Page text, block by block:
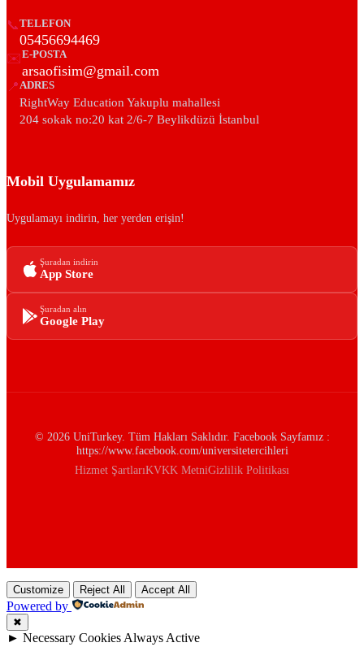
📞TELEFON
05456694469
✉️E-POSTA
arsaofisim@gmail.com
📍ADRES
RightWay Education Yakuplu mahallesi
204 sokak no:20 kat 2/6-7 Beylikdüzü İstanbul
Mobil Uygulamamız
Uygulamayı indirin, her yerden erişin!
Şuradan indirin
App Store
Şuradan alın
Google Play
© 2026 UniTurkey. Tüm Hakları Saklıdır. Facebook Sayfamız :
https://www.facebook.com/universitetercihleri
Hizmet ŞartlarıKVKK MetniGizlilik Politikası
Customize Reject All Accept All
Powered by
✖
► Necessary Cookies Always Active